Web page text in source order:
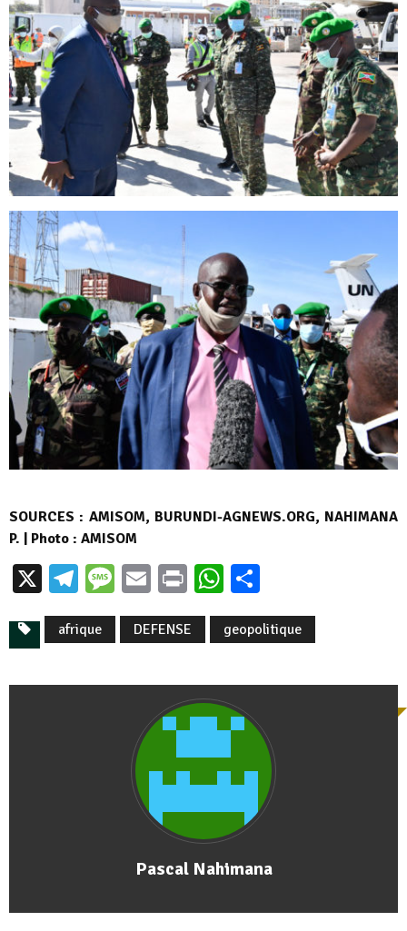
SOURCES : AMISOM, BURUNDI-AGNEWS.ORG, NAHIMANA
P. | Photo : AMISOM
X Telegram
Message
EmailPrintWhatsApp
afrique DEFENSE geopolitique
Pascal Nahimana